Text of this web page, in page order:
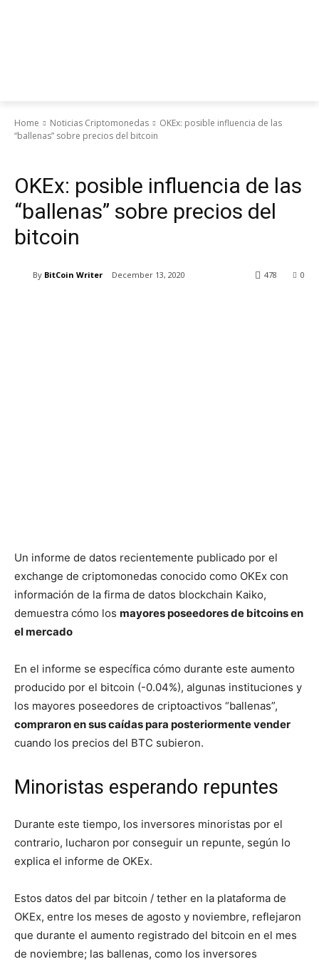
Home Noticias Criptomonedas
OKEx: posible influencia de las
“ballenas” sobre precios del bitcoin
OKEx: posible influencia de las
“ballenas” sobre precios del
bitcoin
By BitCoin Writer December 13, 2020 0
478
Un informe de datos recientemente publicado por el
exchange de criptomonedas conocido como OKEx con
información de la firma de datos blockchain Kaiko,
demuestra cómo los mayores poseedores de bitcoins en
el mercado
En el informe se específica cómo durante este aumento
producido por el bitcoin (-0.04%), algunas instituciones y
los mayores poseedores de criptoactivos “ballenas”,
compraron en sus caídas para posteriormente vender
cuando los precios del BTC subieron.
Minoristas esperando repuntes
Durante este tiempo, los inversores minoristas por el
contrario, lucharon por conseguir un repunte, según lo
explica el informe de OKEx.
Estos datos del par bitcoin / tether en la plataforma de
OKEx, entre los meses de agosto y noviembre, reflejaron
que durante el aumento registrado del bitcoin en el mes
de noviembre; las ballenas, como los inversores